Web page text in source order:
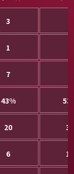
3
1
7
43%
20 30
6 11